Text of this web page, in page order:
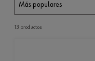
13 productos